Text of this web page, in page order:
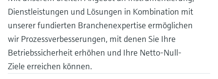
Device Viewer
Produktspezifische Informationen und
Dokumente finden
Ersatzteilsuche
Ersatzteile anhand von Produktwurzel,
Füllstandsmessung
Füllstandsmessung Druck
Alle ansehen
Analysatoren für Härte, Eisen,
Aluminium & Chromat
Prozessphotometer
Mikrowellentransmission
Dienstleistungen und Lösungen in Kombination mit
unserer fundierten Branchenexpertise ermöglichen
wir Prozessverbesserungen, mit denen Sie Ihre
Betriebssicherheit erhöhen und Ihre Netto-Null-
Ziele erreichen können.